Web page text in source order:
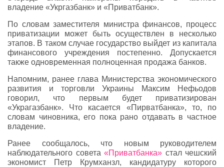
владение «Укргазбанк» и «Приватбанк».
По словам заместителя министра финансов, процесс
приватизации может быть осуществлен в несколько
этапов. В таком случае государство выйдет из капитала
финансового учреждения постепенно. Допускается
также одновременная полноценная продажа банков.
Напомним, ранее глава Министерства экономического
развития и торговли Украины Максим Нефьодов
говорил, что первым будет приватизирован
«Украгазбанк». Что касается «Пирватбанка», то, по
словам чиновника, его пока рано отдавать в частное
владение.
Ранее сообщалось, что новым руководителем
наблюдательного совета «Приватбанка» стал чешский
экономист Петр Крумханзл, кандидатуру которого